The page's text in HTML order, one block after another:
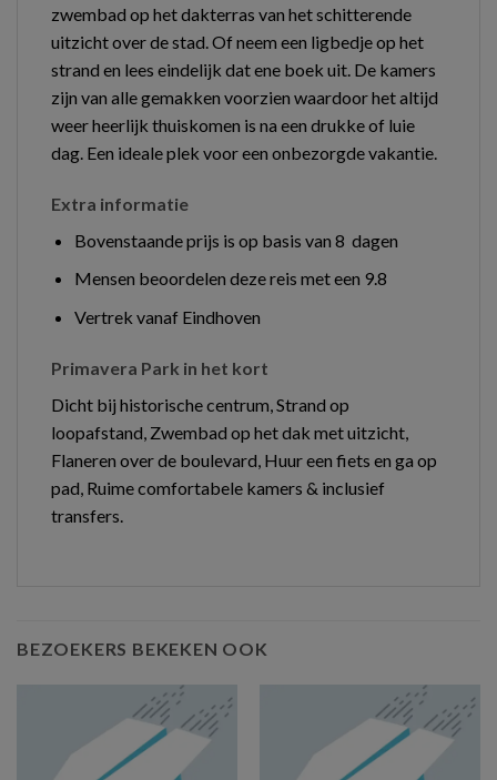
zwembad op het dakterras van het schitterende
uitzicht over de stad. Of neem een ligbedje op het
strand en lees eindelijk dat ene boek uit. De kamers
zijn van alle gemakken voorzien waardoor het altijd
weer heerlijk thuiskomen is na een drukke of luie
dag. Een ideale plek voor een onbezorgde vakantie.
Extra informatie
Bovenstaande prijs is op basis van 8 dagen
Mensen beoordelen deze reis met een 9.8
Vertrek vanaf Eindhoven
Primavera Park in het kort
Dicht bij historische centrum, Strand op
loopafstand, Zwembad op het dak met uitzicht,
Flaneren over de boulevard, Huur een fiets en ga op
pad, Ruime comfortabele kamers & inclusief
transfers.
BEZOEKERS BEKEKEN OOK